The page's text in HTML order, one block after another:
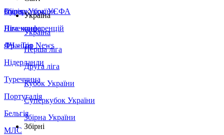
Збірна України
Італія
Німеччина
Франція
Нідерланди
Туреччина
Португалія
Бельгія
МЛС
Суперкубок УЄФА
Ліга конференцій
ЛЧ - Top News
Україна
Україна
Перша ліга
Друга ліга
Кубок України
Суперкубок України
Збірна України
Збірні